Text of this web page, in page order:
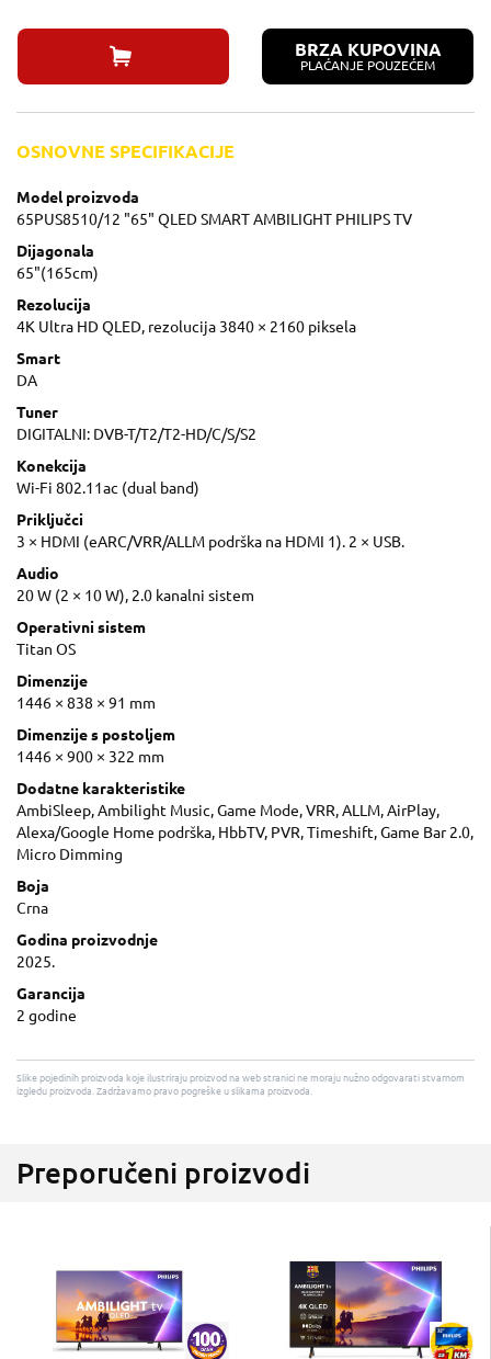
BRZA KUPOVINA
PLAĆANJE POUZEĆEM
OSNOVNE SPECIFIKACIJE
Model proizvoda
65PUS8510/12 "65" QLED SMART AMBILIGHT PHILIPS TV
Dijagonala
65"(165cm)
Rezolucija
4K Ultra HD QLED, rezolucija 3840 × 2160 piksela
Smart
DA
Tuner
DIGITALNI: DVB-T/T2/T2-HD/C/S/S2
Konekcija
Wi-Fi 802.11ac (dual band)
Priključci
3 × HDMI (eARC/VRR/ALLM podrška na HDMI 1). 2 × USB.
Audio
20 W (2 × 10 W), 2.0 kanalni sistem
Operativni sistem
Titan OS
Dimenzije
1446 × 838 × 91 mm
Dimenzije s postoljem
1446 × 900 × 322 mm
Dodatne karakteristike
AmbiSleep, Ambilight Music, Game Mode, VRR, ALLM, AirPlay,
Alexa/Google Home podrška, HbbTV, PVR, Timeshift, Game Bar 2.0,
Micro Dimming
Boja
Crna
Godina proizvodnje
2025.
Garancija
2 godine
Slike pojedinih proizvoda koje ilustriraju proizvod na web stranici ne moraju nužno odgovarati stvarnom
izgledu proizvoda. Zadržavamo pravo pogreške u slikama proizvoda.
Preporučeni proizvodi